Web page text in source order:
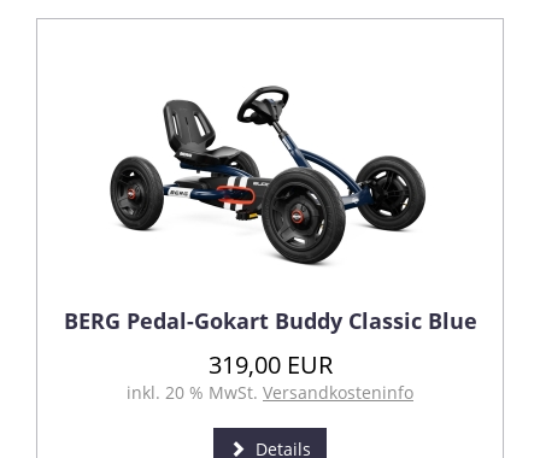
BERG Pedal-Gokart Buddy Classic Blue
319,00 EUR
inkl. 20 % MwSt. Versandkosteninfo
Details